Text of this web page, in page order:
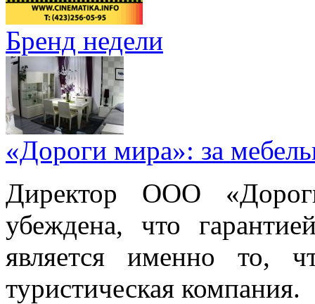
Бренд недели
«Дороги мира»: за
Директор ООО
убеждена, что
является именно то,
туристическая компания.